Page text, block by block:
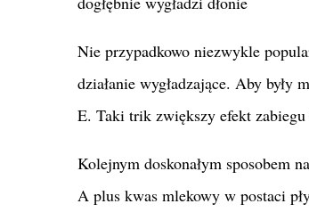
Nie przypadkowo niezwykle
działanie wygładzające. Aby
E. Taki trik zwiększy efekt
Kolejnym doskonałym sposobem
A plus kwas mlekowy w postaci